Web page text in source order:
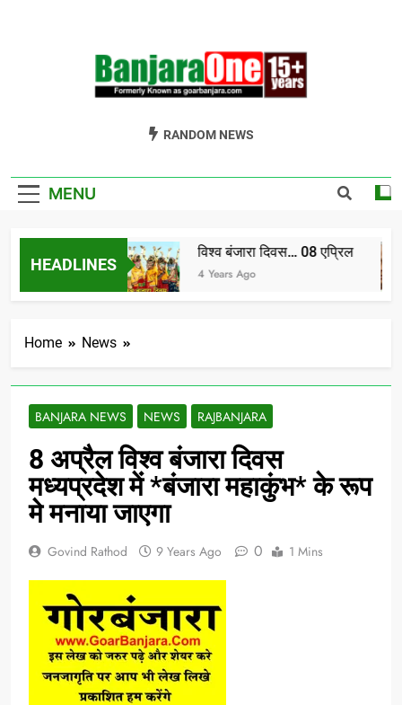
Welcome To
GoarBanjara.com
RANDOM NEWS
MENU
HEADLINES
भाग-1
विश्व बंजारा दिवस… 08 एप्रिल
4 Years Ago
Home News
BANJARA NEWS NEWS RAJBANJARA
8 अप्रैल विश्व बंजारा दिवस
मध्यप्रदेश में *बंजारा महाकुंभ* के रूप
मे मनाया जाएगा
Govind Rathod 9 Years Ago 0 1 Mins